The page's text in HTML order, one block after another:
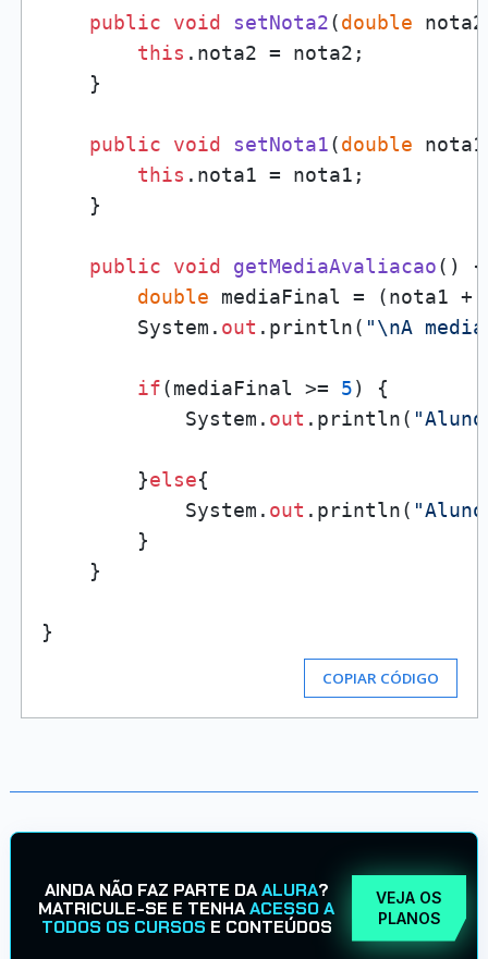
public void setNota2(double nota2
this .nota2 = nota2;
    }
public void setNota1(double nota1
this .nota1 = nota1;
    }
public void getMediaAvaliacao()
{
double mediaFinal = (nota1
        System.
out .println( "\nA
if(mediaFinal >= 5) {
            System.
out .println(
        }
else{
            System.
out .println(
        }
    }
COPIAR CÓDIGO
AINDA NÃO FAZ PARTE DAALURA?
MATRICULE-SE E TENHAACESSO A
TODOS OS CURSOS E CONTEÚDOS
VEJA OS
PLANOS